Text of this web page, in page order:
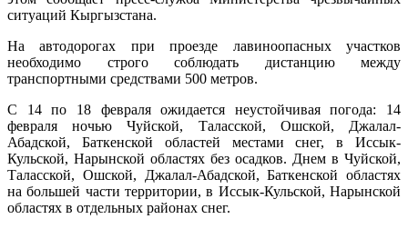
ситуаций Кыргызстана.
На автодорогах при проезде лавиноопасных участков
необходимо строго соблюдать дистанцию между
транспортными средствами 500 метров.
С 14 по 18 февраля ожидается неустойчивая погода: 14
февраля ночью Чуйской, Таласской, Ошской, Джалал-
Абадской, Баткенской областей местами снег, в Иссык-
Кульской, Нарынской областях без осадков. Днем в Чуйской,
Таласской, Ошской, Джалал-Абадской, Баткенской областях
на большей части территории, в Иссык-Кульской, Нарынской
областях в отдельных районах снег.